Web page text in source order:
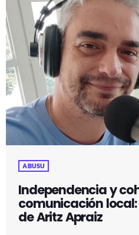
ABUSU
Independencia y
comunicación
de Aritz Apraiz